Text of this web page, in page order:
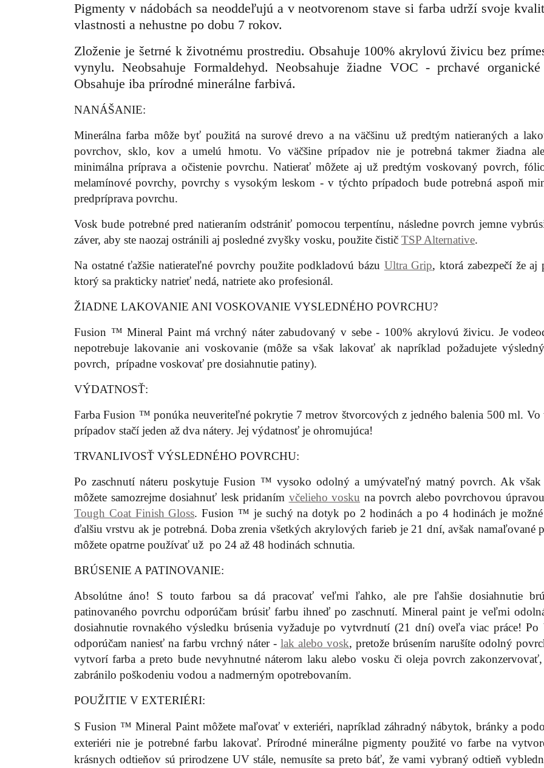
Pigmenty v nádobách sa neoddeľujú a v neotvorenom stave si farba udrží svoje
vlastnosti a nehustne po dobu 7 rokov.
Zloženie je šetrné k životnému prostrediu. Obsahuje 100% akrylovú živicu bez
vynylu. Neobsahuje Formaldehyd. Neobsahuje žiadne VOC - prchavé
Obsahuje iba prírodné minerálne farbivá.
NANÁŠANIE:
Minerálna farba môže byť použitá na surové drevo a na väčšinu už predtým natieraných a
povrchov, sklo, kov a umelú hmotu. Vo väčšine prípadov nie je potrebná takmer žiadna
minimálna príprava a očistenie povrchu. Natierať môžete aj už predtým voskovaný povrch,
melamínové povrchy, povrchy s vysokým leskom - v týchto prípadoch bude potrebná aspoň
predpríprava povrchu.
Vosk bude potrebné pred natieraním odstrániť pomocou terpentínu, následne povrch jemne
záver, aby ste naozaj ostránili aj posledné zvyšky vosku, použite čistič TSP Alternative.
Na ostatné ťažšie natierateľné povrchy použite podkladovú bázu Ultra Grip, ktorá zabezpečí že aj
ktorý sa prakticky natrieť nedá, natriete ako profesionál.
ŽIADNE LAKOVANIE ANI VOSKOVANIE VYSLEDNÉHO POVRCHU?
Fusion ™ Mineral Paint má vrchný náter zabudovaný v sebe - 100% akrylovú živicu. Je
nepotrebuje lakovanie ani voskovanie (môže sa však lakovať ak napríklad požadujete
povrch, prípadne voskovať pre dosiahnutie patiny).
VÝDATNOSŤ:
Farba Fusion ™ ponúka neuveriteľné pokrytie 7 metrov štvorcových z jedného balenia 500 ml. Vo
prípadov stačí jeden až dva nátery. Jej výdatnosť je ohromujúca!
TRVANLIVOSŤ VÝSLEDNÉHO POVRCHU:
Po zaschnutí náteru poskytuje Fusion ™ vysoko odolný a umývateľný matný povrch. Ak však
môžete samozrejme dosiahnuť lesk pridaním včelieho vosku na povrch alebo povrchovou
Tough Coat Finish Gloss. Fusion ™ je suchý na dotyk po 2 hodinách a po 4 hodinách je
ďalšiu vrstvu ak je potrebná. Doba zrenia všetkých akrylových farieb je 21 dní, avšak namaľované
môžete opatrne používať už po 24 až 48 hodinách schnutia.
BRÚSENIE A PATINOVANIE:
Absolútne áno! S touto farbou sa dá pracovať veľmi ľahko, ale pre ľahšie dosiahnutie
patinovaného povrchu odporúčam brúsiť farbu ihneď po zaschnutí. Mineral paint je veľmi
dosiahnutie rovnakého výsledku brúsenia vyžaduje po vytvrdnutí (21 dní) oveľa viac práce! Po
odporúčam naniesť na farbu vrchný náter - lak alebo vosk, pretože brúsením narušíte odolný
vytvorí farba a preto bude nevyhnutné náterom laku alebo vosku či oleja povrch
zabránilo poškodeniu vodou a nadmerným opotrebovaním.
POUŽITIE V EXTERIÉRI:
S Fusion ™ Mineral Paint môžete maľovať v exteriéri, napríklad záhradný nábytok, bránky a
exteriéri nie je potrebné farbu lakovať. Prírodné minerálne pigmenty použité vo farbe na
krásnych odtieňov sú prirodzene UV stále, nemusíte sa preto báť, že vami vybraný odtieň